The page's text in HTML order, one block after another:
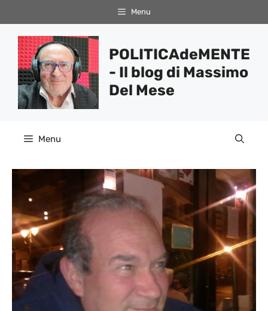
al
contenuto
Menu
POLITICAdeMENTE
- Il blog di Massimo
Del Mese
Menu